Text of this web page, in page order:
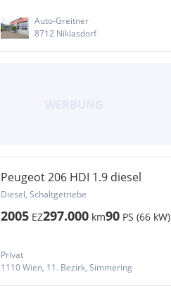
Auto-Greitner
8712 Niklasdorf
Peugeot 206 HDI 1.9 diesel
Diesel, Schaltgetriebe
2005 EZ297.000 km90 PS (66 kW)
Privat
1110 Wien, 11. Bezirk, Simmering